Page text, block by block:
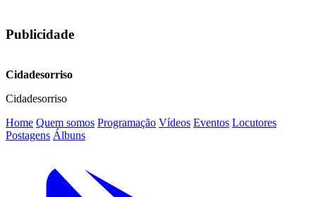
Publicidade
Cidadesorriso
Cidadesorriso
Home Quem somos Programação Vídeos Eventos Locutores
Postagens Álbuns